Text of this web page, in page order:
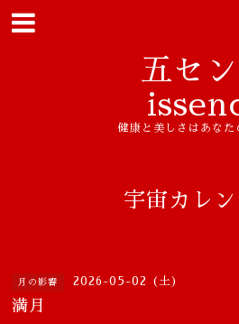
五セ
健康と美しさはあなた
宇宙カレ
月の影響 2026-05-02 (土)
満月